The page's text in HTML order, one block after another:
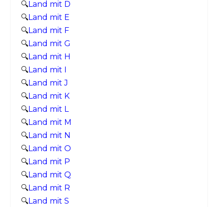
🔍Land mit D
🔍Land mit E
🔍Land mit F
🔍Land mit G
🔍Land mit H
🔍Land mit I
🔍Land mit J
🔍Land mit K
🔍Land mit L
🔍Land mit M
🔍Land mit N
🔍Land mit O
🔍Land mit P
🔍Land mit Q
🔍Land mit R
🔍Land mit S